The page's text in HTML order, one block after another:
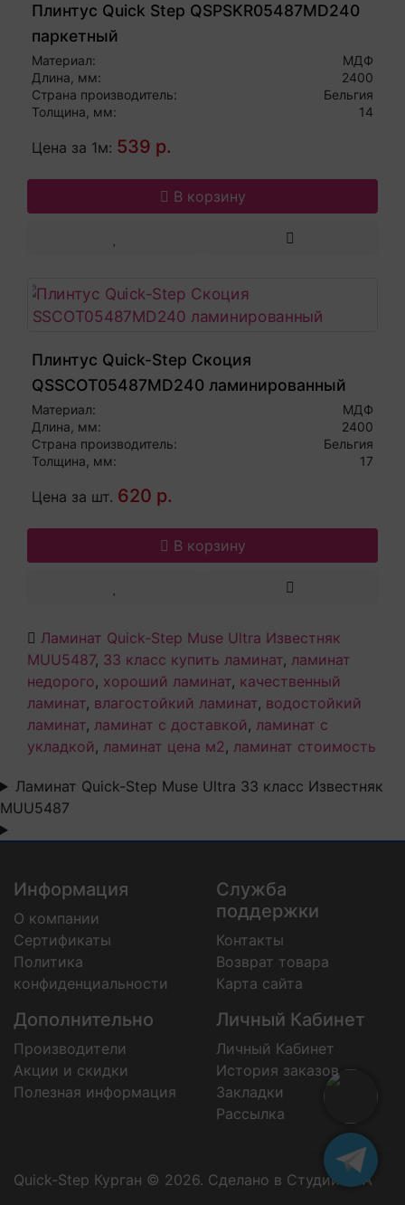
Плинтус Quick Step QSPSKR05487MD240
паркетный
Материал:
МДФ
Длина, мм:
2400
Страна производитель:
Бельгия
Толщина, мм:
14
Цена за 1м: 539 р.
В корзину
Плинтус Quick-Step Скоция
QSSCOT05487MD240 ламинированный
Материал:
МДФ
Длина, мм:
2400
Страна производитель:
Бельгия
Толщина, мм:
17
Цена за шт. 620 р.
В корзину
Ламинат Quick-Step Muse Ultra Известняк
MUU5487, 33 класс купить ламинат, ламинат
недорого, хороший ламинат, качественный
ламинат, влагостойкий ламинат, водостойкий
ламинат, ламинат с доставкой, ламинат с
укладкой, ламинат цена м2, ламинат стоимость
Ламинат Quick-Step Muse Ultra 33 класс Известняк
MUU5487
Информация
О компании
Сертификаты
Политика
конфиденциальности
Служба
поддержки
Контакты
Возврат товара
Карта сайта
Дополнительно
Производители
Акции и скидки
Полезная информация
Личный Кабинет
Личный Кабинет
История заказов
Закладки
Рассылка
Quick-Step Курган © 2026. Сделано в Студии EVA